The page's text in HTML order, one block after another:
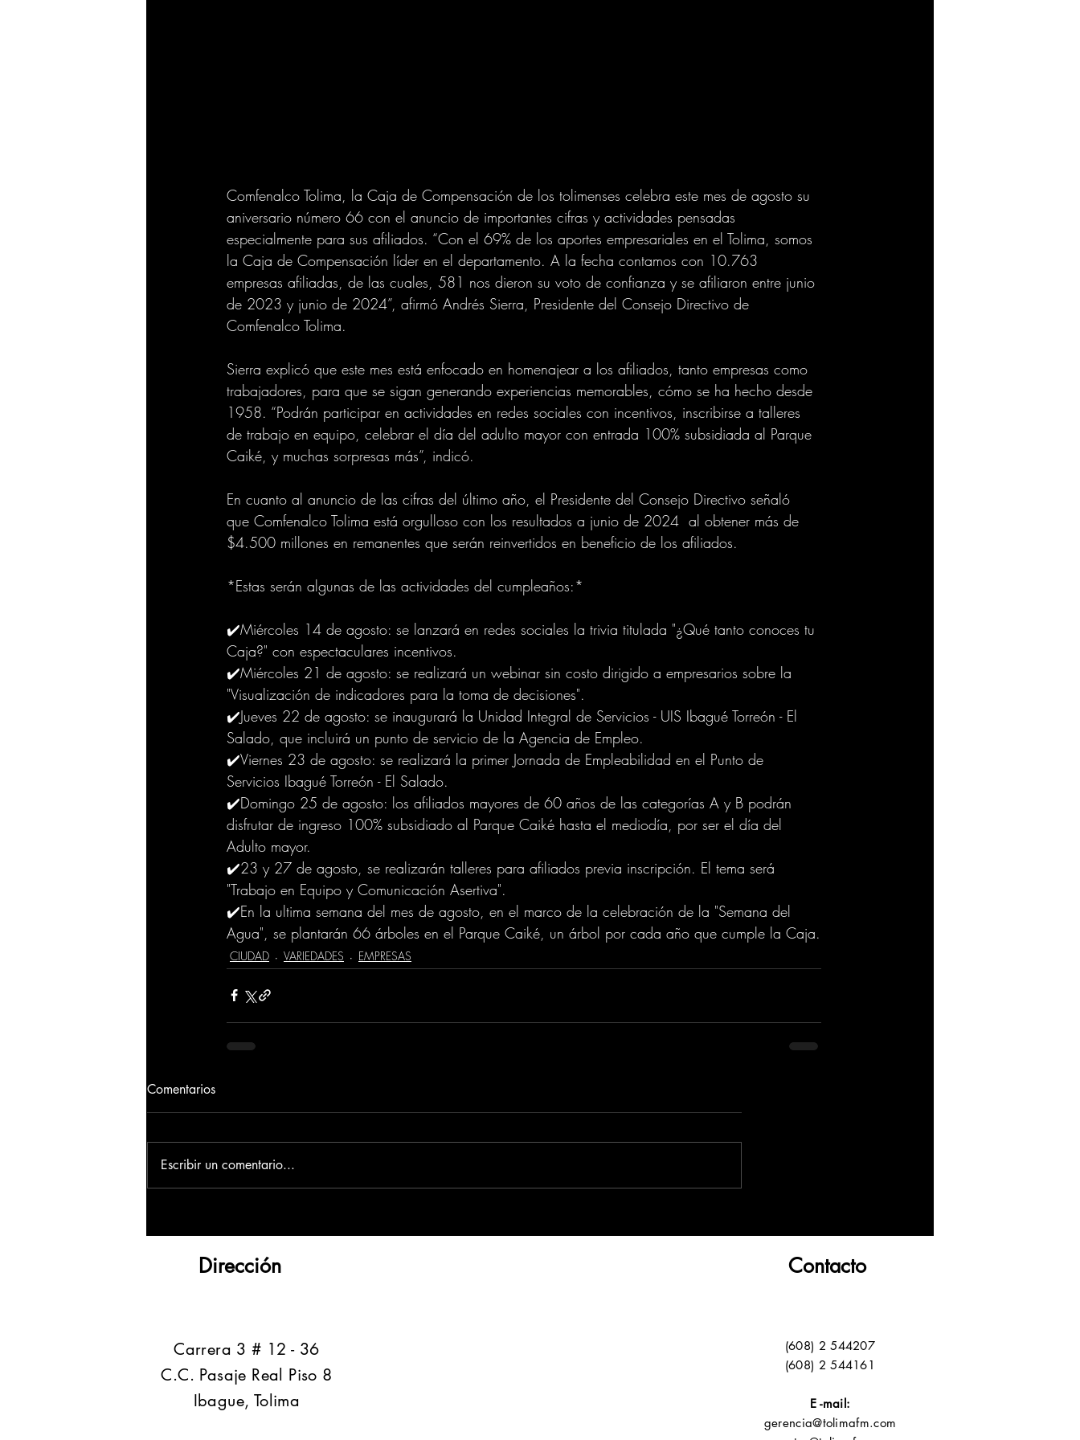
Comfenalco Tolima, la Caja de Compensación de los tolimenses celebra este mes de agosto su
aniversario número 66 con el anuncio de importantes cifras y actividades pensadas
especialmente para sus afiliados. “Con el 69% de los aportes empresariales en el Tolima, somos
la Caja de Compensación líder en el departamento. A la fecha contamos con 10.763
empresas afiliadas, de las cuales, 581 nos dieron su voto de confianza y se afiliaron entre junio
de 2023 y junio de 2024”, afirmó Andrés Sierra, Presidente del Consejo Directivo de
Comfenalco Tolima.
Sierra explicó que este mes está enfocado en homenajear a los afiliados, tanto empresas como
trabajadores, para que se sigan generando experiencias memorables, cómo se ha hecho desde
1958. “Podrán participar en actividades en redes sociales con incentivos, inscribirse a talleres
de trabajo en equipo, celebrar el día del adulto mayor con entrada 100% subsidiada al Parque
Caiké, y muchas sorpresas más”, indicó.
En cuanto al anuncio de las cifras del último año, el Presidente del Consejo Directivo señaló
que Comfenalco Tolima está orgulloso con los resultados a junio de 2024  al obtener más de
$4.500 millones en remanentes que serán reinvertidos en beneficio de los afiliados.
*Estas serán algunas de las actividades del cumpleaños:*
✔️Miércoles 14 de agosto: se lanzará en redes sociales la trivia titulada "¿Qué tanto conoces tu
Caja?" con espectaculares incentivos.
✔️Miércoles 21 de agosto: se realizará un webinar sin costo dirigido a empresarios sobre la
"Visualización de indicadores para la toma de decisiones".
✔️Jueves 22 de agosto: se inaugurará la Unidad Integral de Servicios - UIS Ibagué Torreón - El
Salado, que incluirá un punto de servicio de la Agencia de Empleo.
✔️Viernes 23 de agosto: se realizará la primer Jornada de Empleabilidad en el Punto de
Servicios Ibagué Torreón - El Salado.
✔️Domingo 25 de agosto: los afiliados mayores de 60 años de las categorías A y B podrán
disfrutar de ingreso 100% subsidiado al Parque Caiké hasta el mediodía, por ser el día del
Adulto mayor.
✔️23 y 27 de agosto, se realizarán talleres para afiliados previa inscripción. El tema será
"Trabajo en Equipo y Comunicación Asertiva".
✔️En la ultima semana del mes de agosto, en el marco de la celebración de la "Semana del
Agua", se plantarán 66 árboles en el Parque Caiké, un árbol por cada año que cumple la Caja.
CIUDAD VARIEDADES EMPRESAS
Comentarios
Escribir un comentario...
Dirección
​Carrera 3 # 12 - 36
C.C. Pasaje Real Piso 8
Ibague, Tolima
Contacto
(608) 2 544207
(608) 2 544161
E -mail:
gerencia@tolimafm.com